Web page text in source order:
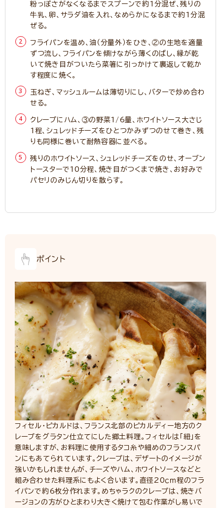
粉っぽさがなくなるまでスプーンで約1分混ぜ、残りの
牛乳、卵、サラダ油を入れ、なめらかになるまで約1分混
ぜる。
フライパンを温め、油（分量外）をひき、②の生地を適量
ずつ流し、フライパンを傾けながら薄くのばし、縁が乾
いて焼き目がついたら菜箸に引っかけて裏返して乾か
す程度に焼く。
玉ねぎ、マッシュルームは薄切りにし、バターで炒め合わ
せる。
クレープにハム、③の野菜1/6量、ホワイトソース大さじ
1程、シュレッドチーズをひとつかみずつのせて巻き、残
りも同様に巻いて耐熱容器に並べる。
残りのホワイトソース、シュレッドチーズをのせ、オーブン
トースターで10分程、焼き目がつくまで焼き、お好みで
パセリのみじん切りを散らす。
ポイント
フィセル・ピカルドは、フランス北部のピカルディー地方のク
レープをグラタン仕立てにした郷土料理。フィセルは「紐」を
意味しますが、お料理に使用するタコ糸や細めのフランスパ
ンにもあてられています。クレープは、デザートのイメージが
強いかもしれませんが、チーズやハム、ホワイトソースなどと
組み合わせた料理系にもよく合います。直径20ｃｍ程のフラ
イパンで約6枚分作れます。めちゃラクのクレープは、焼きバ
ージョンの方がひとまわり大きく焼けて包む作業がし易いで